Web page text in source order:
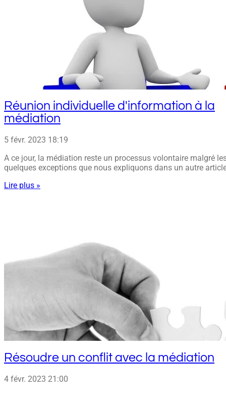
Réunion individuelle d'information à la
médiation
5 févr. 2023 18:19
A ce jour, la médiation reste un processus volontaire malgré
quelques exceptions que nous expliquons dans un autre
Lire plus »
Résoudre un conflit avec la médiation
4 févr. 2023 21:00